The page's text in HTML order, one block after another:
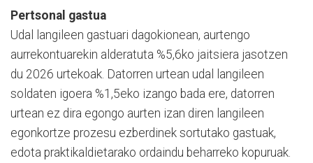
Pertsonal gastua
Udal langileen gastuari dagokionean, aurtengo
aurrekontuarekin alderatuta %5,6ko jaitsiera jasotzen
du 2026 urtekoak. Datorren urtean udal langileen
soldaten igoera %1,5eko izango bada ere, datorren
urtean ez dira egongo aurten izan diren langileen
egonkortze prozesu ezberdinek sortutako gastuak,
edota praktikaldietarako ordaindu beharreko kopuruak.